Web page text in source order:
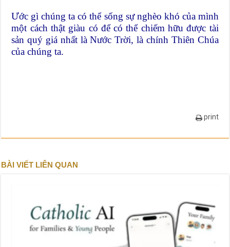
Ước gì chúng ta có thể sống sự nghèo khó của mình
một cách thật giàu có để có thể chiếm hữu được tài
sản quý giá nhất là Nước Trời, là chính Thiên Chúa
của chúng ta.
print
BÀI VIẾT LIÊN QUAN